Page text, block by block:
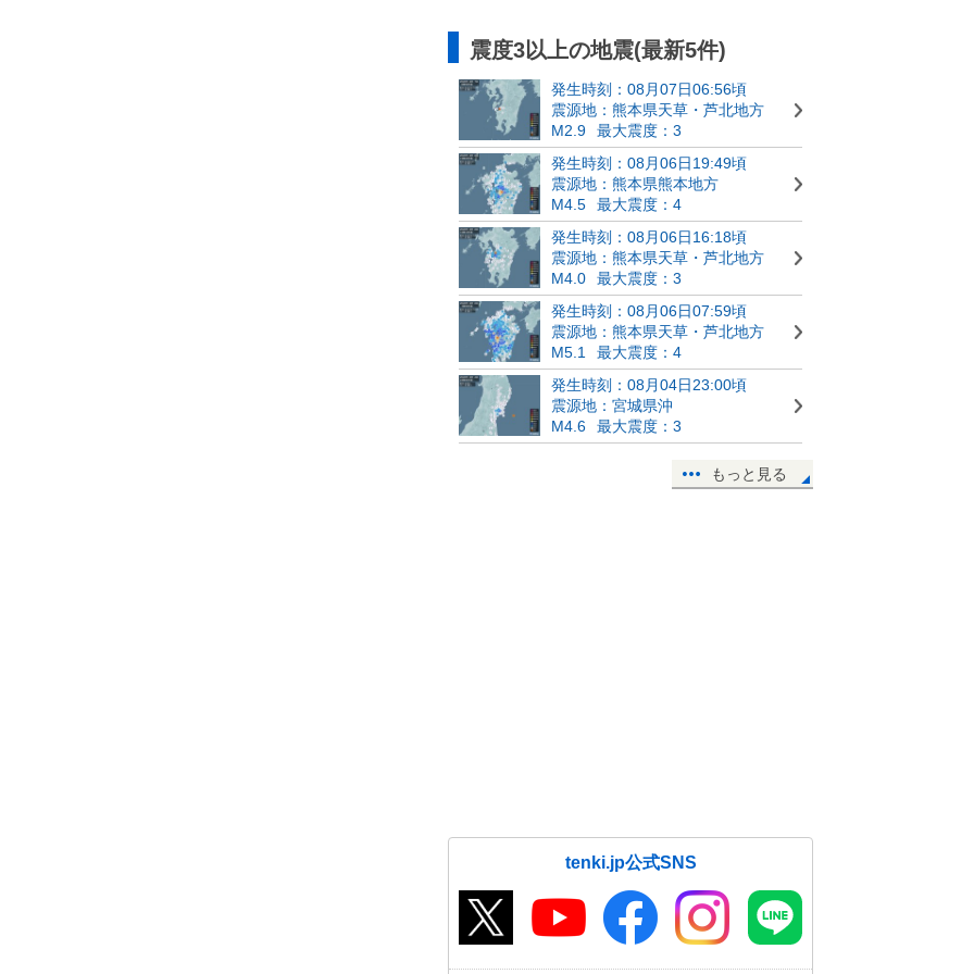
震度3以上の地震(最新5件)
発生時刻：08月07日06:56頃
震源地：熊本県天草・芦北地方
M2.9
最大震度：3
発生時刻：08月06日19:49頃
震源地：熊本県熊本地方
M4.5
最大震度：4
発生時刻：08月06日16:18頃
震源地：熊本県天草・芦北地方
M4.0
最大震度：3
発生時刻：08月06日07:59頃
震源地：熊本県天草・芦北地方
M5.1
最大震度：4
発生時刻：08月04日23:00頃
震源地：宮城県沖
M4.6
最大震度：3
もっと見る
tenki.jp公式SNS